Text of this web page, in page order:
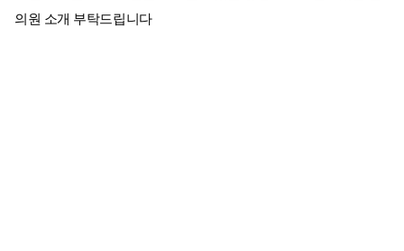
의원 소개 부탁드립니다